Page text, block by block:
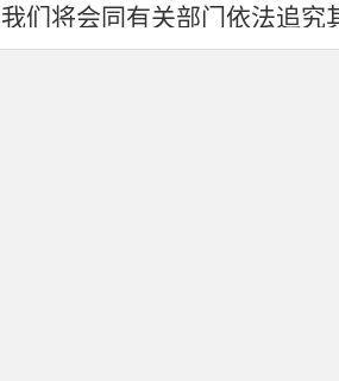
我们将会同有关部门依法追究
特此公告